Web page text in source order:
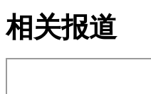
女孩北京地铁殴打老人
相关报道